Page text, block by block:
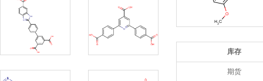
库存
期货